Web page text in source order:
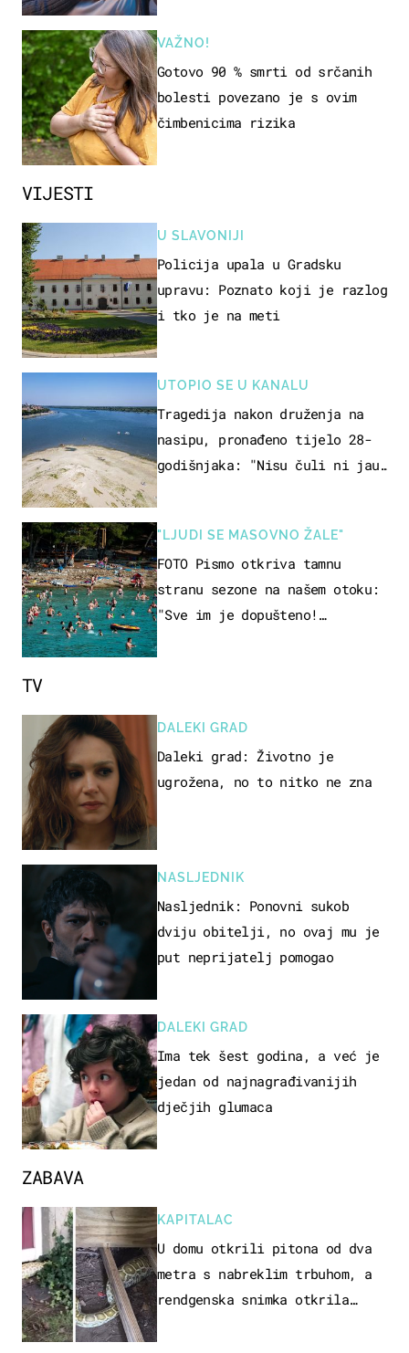
VIJESTI
U SLAVONIJI
Policija upala u Gradsku
upravu: Poznato koji je razlog
i tko je na meti
UTOPIO SE U KANALU
Tragedija nakon druženja na
nasipu, pronađeno tijelo 28-
godišnjaka: "Nisu čuli ni jauk
"LJUDI SE MASOVNO ŽALE"
FOTO Pismo otkriva tamnu
stranu sezone na našem otoku:
"Sve im je dopušteno!
VAŽNO!
Gotovo 90 % smrti od srčanih
bolesti povezano je s ovim
čimbenicima rizika
ZABAVA
KAPITALAC
U domu otkrili pitona od dva
metra s nabreklim trbuhom, a
rendgenska snimka otkrila
TV
DALEKI GRAD
Daleki grad: Životno je
ugrožena, no to nitko ne zna
NASLJEDNIK
Nasljednik: Ponovni sukob
dviju obitelji, no ovaj mu je
put neprijatelj pomogao
DALEKI GRAD
Ima tek šest godina, a već je
jedan od najnagrađivanijih
dječjih glumaca